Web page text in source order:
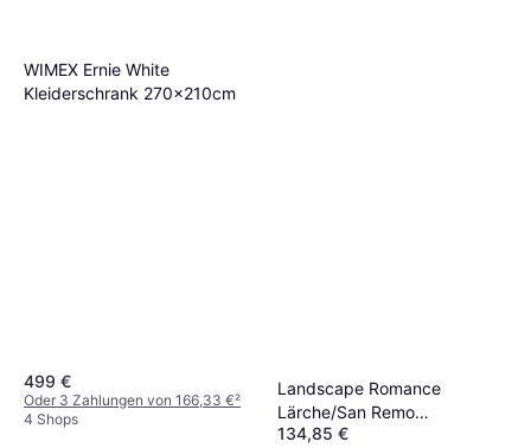
WIMEX Ernie White
Kleiderschrank 270x210cm
499 €
Oder 3 Zahlungen von 166,33 €²
4 Shops
Landscape Romance
Lärche/San Remo
Nachbildung Kleiderschrank
134,85 €